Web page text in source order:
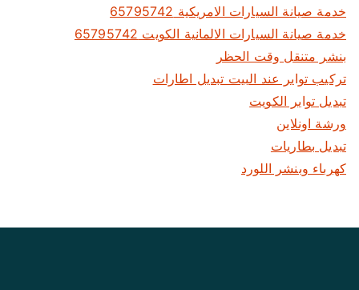
خدمة صيانة السيارات الامريكية 65795742
خدمة صيانة السيارات الالمانية الكويت 65795742
بنشر متنقل وقت الحظر
تركيب تواير عند البيت تبديل اطارات
تبديل تواير الكويت
ورشة اونلاين
تبديل بطاريات
كهرباء وبنشر اللورد